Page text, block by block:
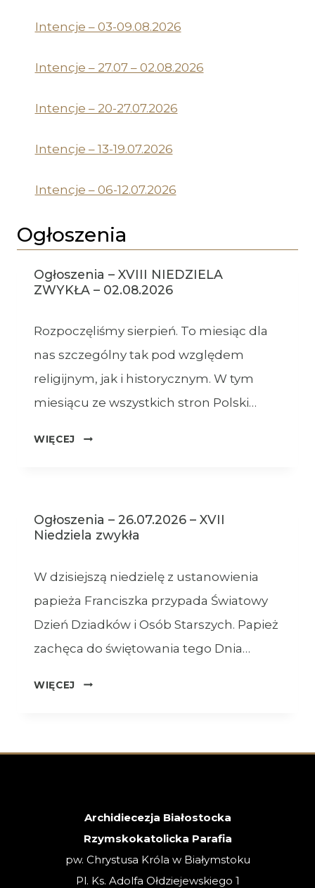
Intencje – 03-09.08.2026
Intencje – 27.07 – 02.08.2026
Intencje – 20-27.07.2026
Intencje – 13-19.07.2026
Intencje – 06-12.07.2026
Ogłoszenia
Ogłoszenia – XVIII NIEDZIELA
ZWYKŁA – 02.08.2026
Rozpoczęliśmy sierpień. To miesiąc dla
nas szczególny tak pod względem
religijnym, jak i historycznym. W tym
miesiącu ze wszystkich stron Polski…
WIĘCEJ
OGŁOSZENIA
–
Ogłoszenia – 26.07.2026 – XVII
Niedziela zwykła
W dzisiejszą niedzielę z ustanowienia
papieża Franciszka przypada Światowy
Dzień Dziadków i Osób Starszych. Papież
zachęca do świętowania tego Dnia…
WIĘCEJ
OGŁOSZENIA
XVII
Archidiecezja Białostocka
Rzymskokatolicka Parafia
pw. Chrystusa Króla w Białymstoku
Pl. Ks. Adolfa Ołdziejewskiego 1